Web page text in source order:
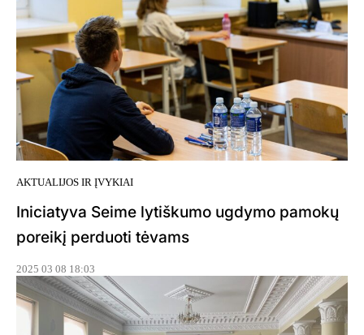
AKTUALIJOS IR ĮVYKIAI
Iniciatyva Seime lytiškumo ugdymo pamokų
poreikį perduoti tėvams
2025 03 08 18:03